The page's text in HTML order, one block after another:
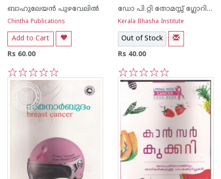
ബാഹുലേയന്‍ പുഴവേലില്‍
Chintha Publications
Add to Cart
Rs 60.00
5
4
3
2
1
ഡോ പി റ്റി തോമസ്സ് ഗ്ലോറിക്സ്
Kerala Bhasha Institute
Out of Stock
Rs 40.00
5
4
3
2
1